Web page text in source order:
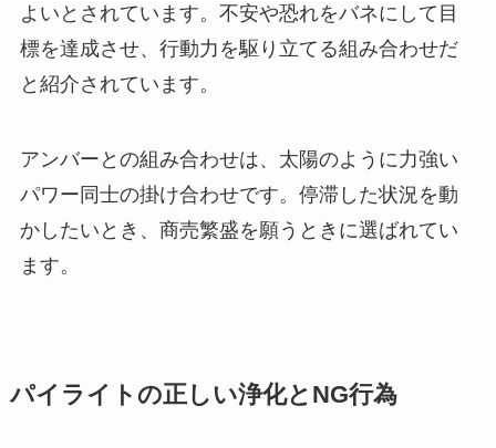
よいとされています。不安や恐れをバネにして目
標を達成させ、行動力を駆り立てる組み合わせだ
と紹介されています。
アンバーとの組み合わせは、太陽のように力強い
パワー同士の掛け合わせです。停滞した状況を動
かしたいとき、商売繁盛を願うときに選ばれてい
ます。
パイライトの正しい浄化とNG行為